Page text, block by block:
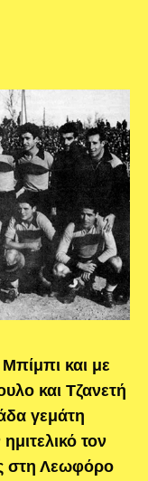
και με
και Τζανετή
γεμάτη
τον
στη Λεωφόρο